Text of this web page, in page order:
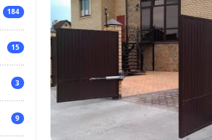
184
15
3
9